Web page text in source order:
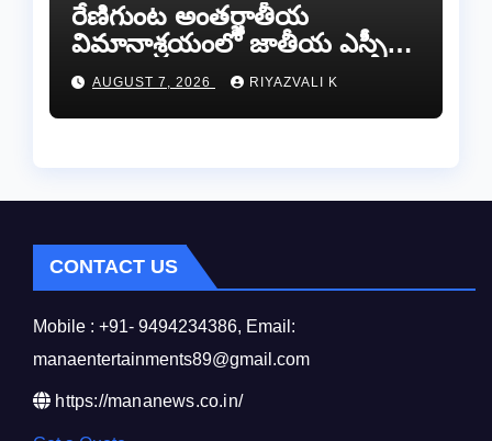
రేణిగుంట అంతర్జాతీయ
విమానాశ్రయంలో జాతీయ ఎస్సీ
కమిషన్ చైర్మన్ కిషోర్ మక్వానాకు
ఘన స్వాగతం…​
AUGUST 7, 2026 RIYAZVALI K
CONTACT US
Mobile : +91- 9494234386, Email:
manaentertainments89@gmail.com
https://mananews.co.in/